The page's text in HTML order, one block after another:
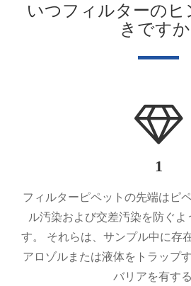
いつフィルターのヒ
きです
1
フィルターピペットの先端はピ
ル汚染および交差汚染を防ぐよ
す。 それらは、サンプル中に存
アロゾルまたは液体をトラップ
バリアを有する